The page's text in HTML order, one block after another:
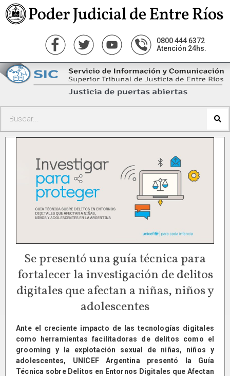
0800 444 6372
Atención 24hs.
Se presentó una guía técnica para
fortalecer la investigación de delitos
digitales que afectan a niñas, niños y
adolescentes
Ante el creciente impacto de las tecnologías digitales
como herramientas facilitadoras de delitos como el
grooming y la explotación sexual de niñas, niños y
adolescentes, UNICEF Argentina presentó la Guía
Técnica sobre Delitos en Entornos Digitales que Afectan